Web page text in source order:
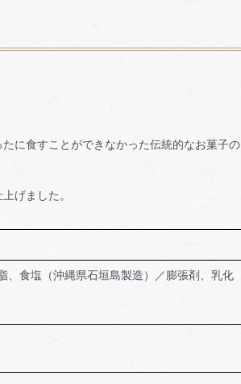
に食すことができなかった伝統的なお菓子の
げました。
、食塩（沖縄県石垣島製造）／膨張剤、乳化